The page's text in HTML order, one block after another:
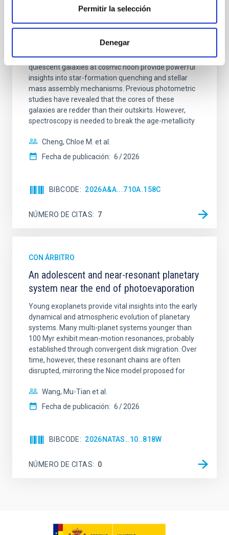
Permitir la selección
Denegar
galaxies at 1.2 ≲ z ≲ 2.2: Age, Fe-, and
Mg-abundance gradients from JWST-
Spatially resolved stellar populations of massive
quiescent galaxies at cosmic noon provide powerful
insights into star-formation quenching and stellar
mass assembly mechanisms. Previous photometric
studies have revealed that the cores of these
galaxies are redder than their outskirts. However,
spectroscopy is needed to break the age-metallicity
Cheng, Chloe M. et al.
Fecha de publicación: 6 2026
BIBCODE 2026A&A...710A.158C
NÚMERO DE CITAS 7
CON ÁRBITRO
An adolescent and near-resonant planetary
system near the end of photoevaporation
Young exoplanets provide vital insights into the early
dynamical and atmospheric evolution of planetary
systems. Many multi-planet systems younger than
100 Myr exhibit mean-motion resonances, probably
established through convergent disk migration. Over
time, however, these resonant chains are often
disrupted, mirroring the Nice model proposed for
Wang, Mu-Tian et al.
Fecha de publicación: 6 2026
BIBCODE 2026NATAS..10..818W
NÚMERO DE CITAS 0